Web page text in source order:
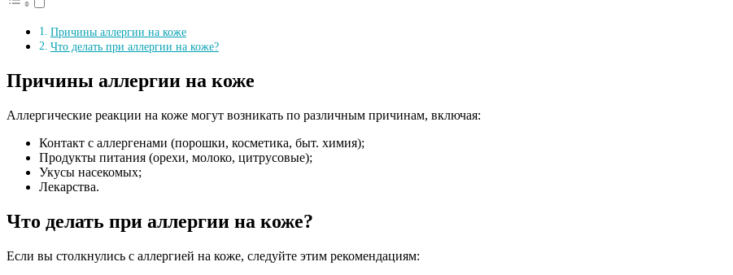
Причины аллергии на коже
Что делать при аллергии на коже?
Причины аллергии на коже
Аллергические реакции на коже могут возникать по различным причинам, включая:
Контакт с аллергенами (порошки, косметика, быт. химия);
Продукты питания (орехи, молоко, цитрусовые);
Укусы насекомых;
Лекарства.
Что делать при аллергии на коже?
Если вы столкнулись с аллергией на коже, следуйте этим рекомендациям: